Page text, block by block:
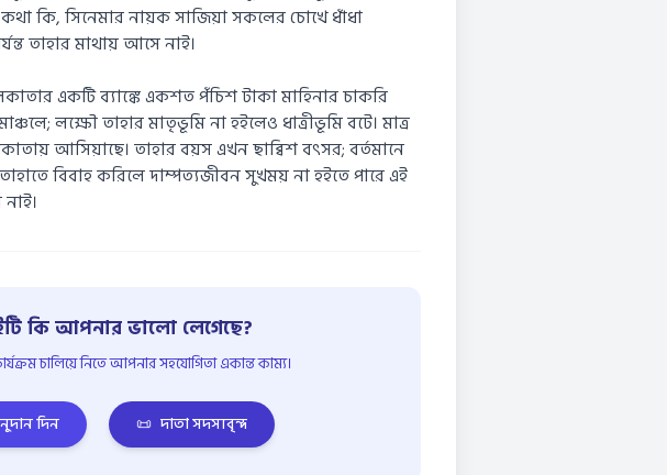
কি, সিনেমার নায়ক সাজিয়া সকলের চোখে ধাঁধা
তাহার মাথায় আসে নাই।
একটি ব্যাঙ্কে একশত পঁচিশ টাকা মাহিনার চাকরি
লক্ষৌ তাহার মাতৃভূমি না হইলেও ধাত্রীভূমি বটে। মাত্র
আসিয়াছে। তাহার বয়স এখন ছাব্বিশ বৎসর; বর্তমানে
বিবাহ করিলে দাম্পত্যজীবন সুখময় না হইতে পারে এই
কি আপনার ভালো লেগেছে?
চালিয়ে নিতে আপনার সহযোগিতা একান্ত কাম্য।
দিন 📜 দাতা সদস্যবৃন্দ